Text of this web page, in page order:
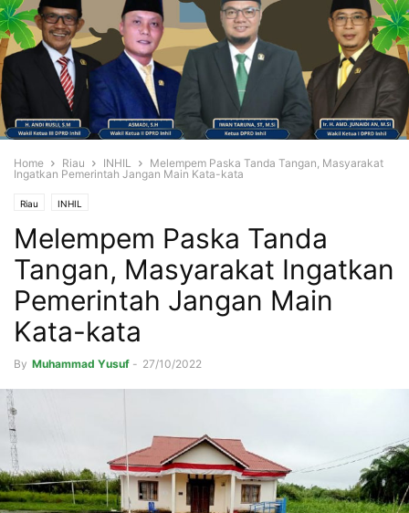
Home Riau INHIL
Melempem Paska Tanda Tangan, Masyarakat
Ingatkan Pemerintah Jangan Main Kata-kata
Riau INHIL
Melempem Paska Tanda
Tangan, Masyarakat Ingatkan
Pemerintah Jangan Main
Kata-kata
By Muhammad Yusuf - 27/10/2022